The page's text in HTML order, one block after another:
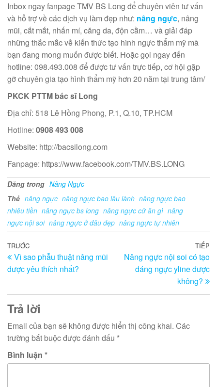
Inbox ngay fanpage TMV BS Long để chuyên viên tư vấn
và hỗ trợ về các dịch vụ làm đẹp như: nâng ngực, nâng
mũi, cắt mắt, nhấn mí, căng da, độn cằm… và giải đáp
những thắc mắc về kiến thức tạo hình ngực thẩm mỹ mà
bạn đang mong muốn được biết. Hoặc gọi ngay đến
hotline: 098.493.008 để được tư vấn trực tiếp, cơ hội gặp
gỡ chuyên gia tạo hình thẩm mỹ hơn 20 năm tại trung tâm/
PKCK PTTM bác sĩ Long
Địa chỉ: 518 Lê Hồng Phong, P.1, Q.10, TP.HCM
Hotline: 0908 493 008
Website: http://bacsilong.com
Fanpage: https://www.facebook.com/TMV.BS.LONG
Đăng trong Nâng Ngực
Thẻ nâng ngực nâng ngực bao lâu lành nâng ngực bao
nhiêu tiền nâng ngực bs long nâng ngực cử ăn gì nâng
ngực nội soi nâng ngực ở đâu đẹp nâng ngực tự nhiên
Điều
hướng
bài
viết
Bài
trước
TRƯỚC
Vì sao phẫu thuật nâng mũi
được yêu thích nhất?
TIẾP
Nâng ngực nội soi có tạo
dáng ngực yline được
không?
Trả lời
Email của bạn sẽ không được hiển thị công khai. Các
trường bắt buộc được đánh dấu *
Bình luận *